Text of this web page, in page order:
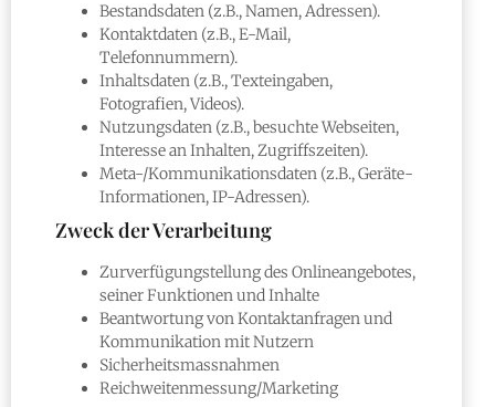
Bestandsdaten (z.B., Namen, Adressen).
Kontaktdaten (z.B., E-Mail,
Telefonnummern).
Inhaltsdaten (z.B., Texteingaben,
Fotografien, Videos).
Nutzungsdaten (z.B., besuchte Webseiten,
Interesse an Inhalten, Zugriffszeiten).
Meta-/Kommunikationsdaten (z.B., Geräte-
Informationen, IP-Adressen).
Zweck der Verarbeitung
Zurverfügungstellung des Onlineangebotes,
seiner Funktionen und Inhalte
Beantwortung von Kontaktanfragen und
Kommunikation mit Nutzern
Sicherheitsmassnahmen
Reichweitenmessung/Marketing